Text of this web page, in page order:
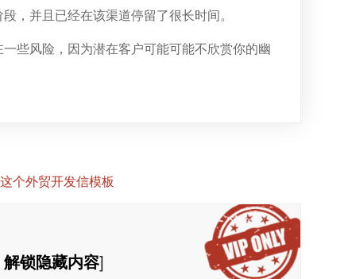
，并且已经在该渠道停留了很长时间。
些风险，因为潜在客户可能可能不欣赏你的幽
个外贸开发信模板
解锁隐藏内容]